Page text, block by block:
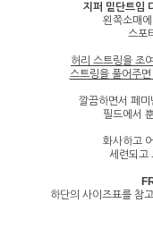
지퍼 밑단트임
왼쪽소매
스포
허리 스트링을 조
스트링을 풀어주
깔끔하면서 페미
필드에서
화사하고
세련되고
하단의 사이즈표를 참